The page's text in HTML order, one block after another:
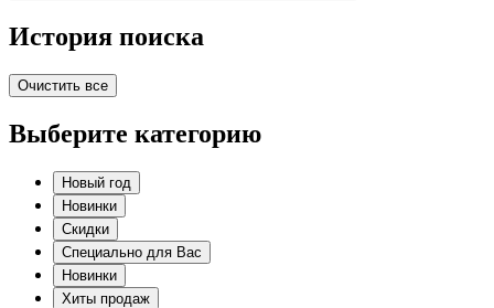
История поиска
Очистить все
Выберите категорию
Новый год
Новинки
Скидки
Специально для Вас
Новинки
Хиты продаж